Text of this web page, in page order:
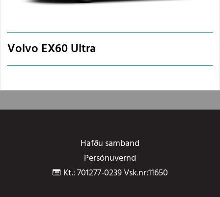
Volvo EX60 Ultra
Hafðu samband
Persónuvernd
Kt.: 701277-0239 Vsk.nr:11650